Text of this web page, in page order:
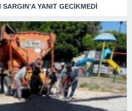
YANIT GECİKMEDİ